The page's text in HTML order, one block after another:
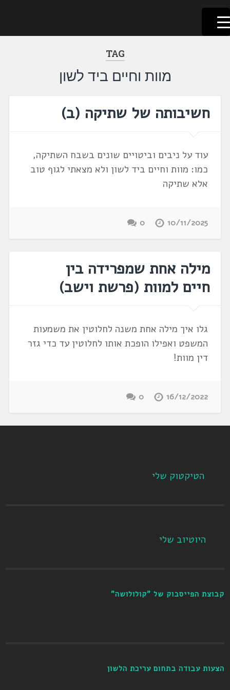
דלג
לתוכן
לשוניאדה
עברית. לשון. שפה
TAG
מוות וחיים ביד לשון
חשיבותה של שתיקה (ב)
עוד על ניבים וביטויים שונים בשבח השתיקה,
כמו: מוות וחיים ביד לשון ולא מצאתי לגוף טוב
אלא שתיקה
10/11/2025
0
מילה אחת שמפרידה בין
חיים למוות (פרשת וישב)
גלו איך מילה אחת משנה לחלוטין את משמעות
המשפט ואפילו הופכת אותו לחלוטין עד כדי גזר
דין מוות!
16/12/2022
0
הטיקטוק שלי
היוטיוב שלי
קבוצת הפייסבוק של "קולולושה"
הצעות עבודה בתחום עריכת הלשון